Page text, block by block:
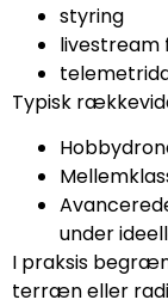
styring
livestream
Typisk
under
I praksis
terræn eller